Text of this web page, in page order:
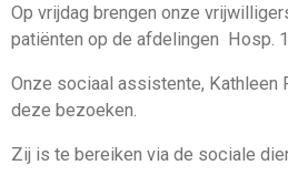
Op vrijdag brengen onze
patiënten op de afdelingen Hosp.
Onze sociaal assistente, Kathleen
deze bezoeken.
Zij is te bereiken via de sociale